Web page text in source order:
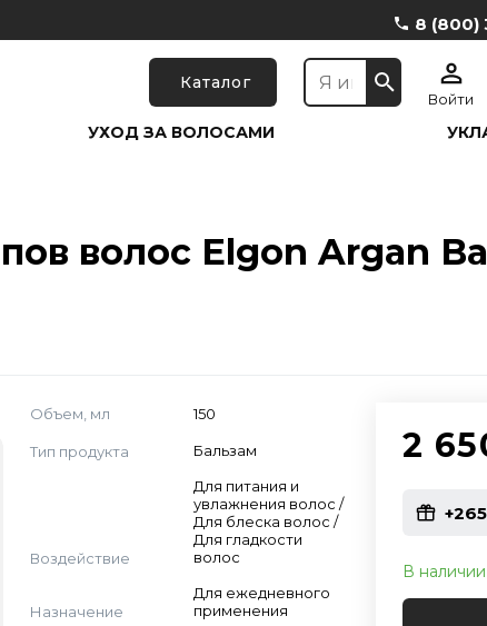
8 (800)
Каталог
Войти
УХОД ЗА ВОЛОСАМИ
волос Elgon Argan
Объем, мл 150
Тип продукта Бальзам
Воздействие
Для питания и
увлажнения волос /
Для блеска волос /
Для гладкости
волос
Назначение
Для ежедневного
применения
2
+265
В наличии